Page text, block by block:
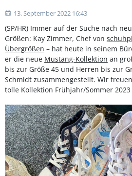
13. September 2022 16:43
(SP/HR) Immer auf der Suche nach
Größen: Kay Zimmer, Chef von
Übergrößen – hat heute in seinem
er die neue Mustang-Kollektion an
bis zur Größe 45 und Herren bis zur
Schmidt zusammengestellt. Wir
tolle Kollektion Frühjahr/Sommer 2023